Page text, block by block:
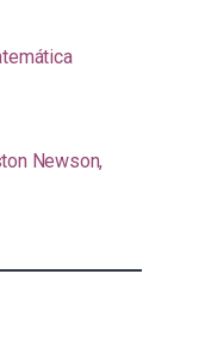
Newson,